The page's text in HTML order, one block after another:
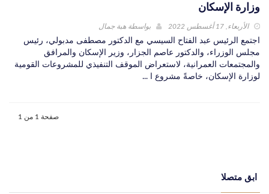
وزارة الإسكان
الأربعاء, 17 أغسطس 2022 بواسطة هبة جمال
اجتمع الرئيس عبد الفتاح السيسي مع الدكتور مصطفى مدبولي، رئيس
مجلس الوزراء، والدكتور عاصم الجزار، وزير الإسكان والمرافق
والمجتمعات العمرانية، لاستعراض الموقف التنفيذي للمشروعات القومية
لوزارة الإسكان، خاصةً مشروع ا ...
صفحة 1 من 1
ابق متصلا